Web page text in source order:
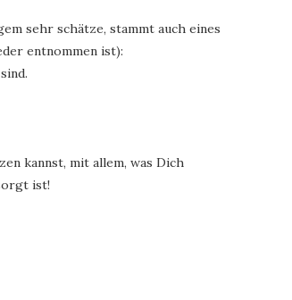
sehr schätze, stammt auch eines
entnommen ist):
kannst, mit allem, was Dich
ist!